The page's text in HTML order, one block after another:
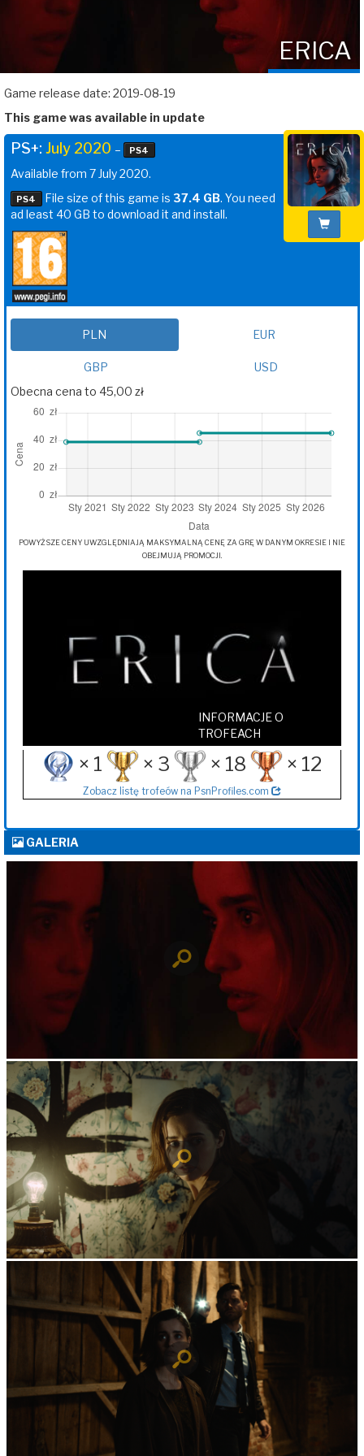
ERICA
Game release date: 2019-08-19
This game was available in update
PS+: July 2020 – PS4
Available from 7 July 2020.
PS4 File size of this game is 37.4 GB. You need
ad least 40 GB to download it and install.
PLN EUR
GBP
USD
Obecna cena to 45,00 zł
POWYŻSZE CENY UWZGLĘDNIAJĄ MAKSYMALNĄ CENĘ ZA GRĘ W DANYM OKRESIE I NIE
OBEJMUJĄ PROMOCJI.
INFORMACJE O
TROFEACH
× 1 × 3 × 18 × 12
Zobacz listę trofeów na PsnProfiles.com
GALERIA